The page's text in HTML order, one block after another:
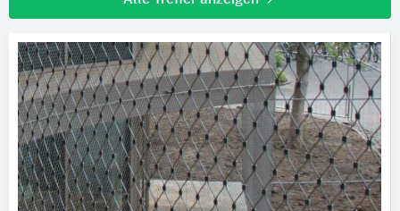
Produktdaten
Ausschreibungstexte
CAD-Details